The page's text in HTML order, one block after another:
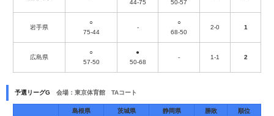
44-75
50-57
岩手県
○
75-44
-
○
68-50
2-0 1
広島県
○
57-50
●
50-68
- 1-1 2
予選リーグG 会場：東京体育館 TAコート
島根県 茨城県 静岡県 勝敗 順位